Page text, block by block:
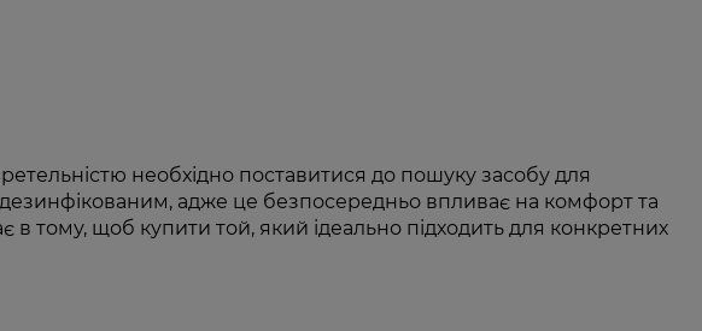
необхідно поставитися до пошуку засобу для
адже це безпосередньо впливає на комфорт та
в тому, щоб купити той, який ідеально підходить для конкретних